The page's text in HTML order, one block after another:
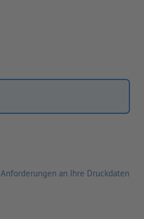
Anforderungen an Ihre Druckdaten